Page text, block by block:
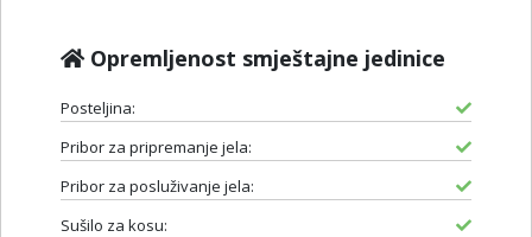
Opremljenost smještajne jedinice
Posteljina:
Pribor za pripremanje jela:
Pribor za posluživanje jela:
Sušilo za kosu: